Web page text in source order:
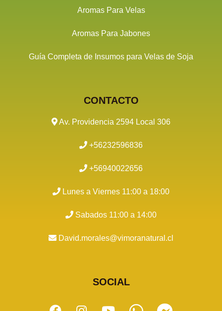
Aromas Para Velas
Aromas Para Jabones
Guía Completa de Insumos para Velas de Soja
CONTACTO
Av. Providencia 2594 Local 306
+56232596836
+56940022656
Lunes a Viernes 11:00 a 18:00
Sabados 11:00 a 14:00
David.morales@vimoranatural.cl
SOCIAL